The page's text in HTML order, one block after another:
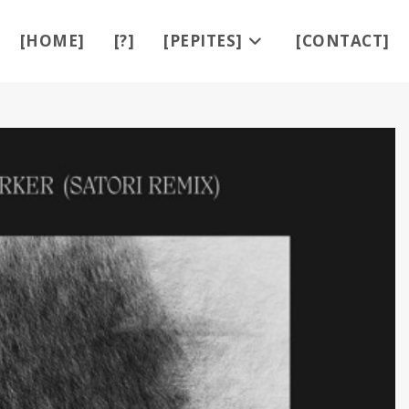
[HOME] [?] [PEPITES] [CONTACT]